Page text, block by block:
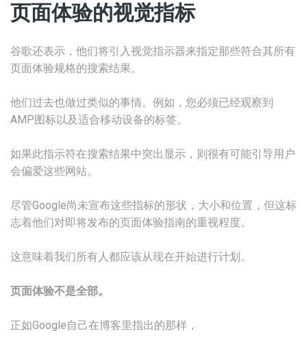
页面体验的视觉指标
谷歌还表示，他们将引入视觉指示器来指定那些符合其所有
页面体验规格的搜索结果。
他们过去也做过类似的事情。例如，您必须已经观察到
AMP图标以及适合移动设备的标签。
如果此指示符在搜索结果中突出显示，则很有可能引导用户
会偏爱这些网站。
尽管Google尚未宣布这些指标的形状，大小和位置，但这标
志着他们对即将发布的页面体验指南的重视程度。
这意味着我们所有人都应该从现在开始进行计划。
页面体验不是全部。
正如Google自己在博客里指出的那样，